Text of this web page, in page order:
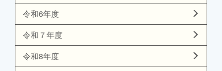
令和6年度
令和７年度
令和8年度